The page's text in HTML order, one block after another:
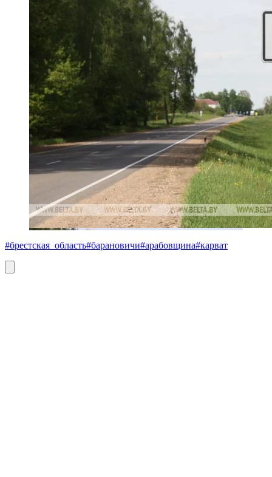
#брестская_область#барановичи#арабовщина#карват